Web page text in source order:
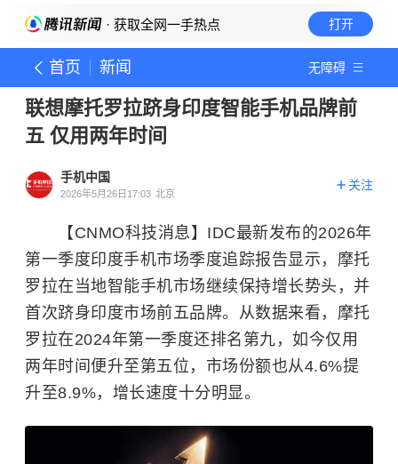
· 获取全网一手热点 打开
首页 新闻 无障碍
联想摩托罗拉跻身印度智能手机品牌前
五 仅用两年时间
手机中国
2026年5月26日17:03 北京
关注
【CNMO科技消息】IDC最新发布的2026年
第一季度印度手机市场季度追踪报告显示，摩托
罗拉在当地智能手机市场继续保持增长势头，并
首次跻身印度市场前五品牌。从数据来看，摩托
罗拉在2024年第一季度还排名第九，如今仅用
两年时间便升至第五位，市场份额也从4.6%提
升至8.9%，增长速度十分明显。